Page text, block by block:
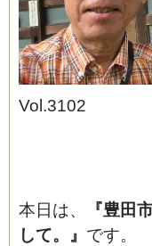
ブログ
Vol.3102
本日は、
『豊田
して。』 です。